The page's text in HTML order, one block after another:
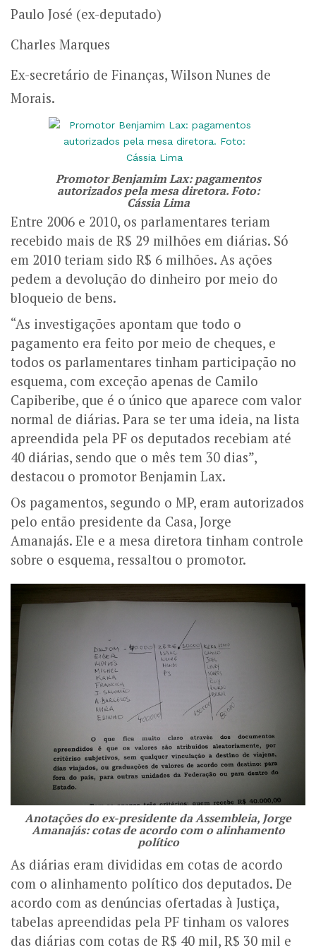
Paulo José (ex-deputado)
Charles Marques
Ex-secretário de Finanças, Wilson Nunes de
Morais.
Promotor Benjamim Lax: pagamentos
autorizados pela mesa diretora. Foto:
Cássia Lima
Entre 2006 e 2010, os parlamentares teriam
recebido mais de R$ 29 milhões em diárias. Só
em 2010 teriam sido R$ 6 milhões. As ações
pedem a devolução do dinheiro por meio do
bloqueio de bens.
“As investigações apontam que todo o
pagamento era feito por meio de cheques, e
todos os parlamentares tinham participação no
esquema, com exceção apenas de Camilo
Capiberibe, que é o único que aparece com valor
normal de diárias. Para se ter uma ideia, na lista
apreendida pela PF os deputados recebiam até
40 diárias, sendo que o mês tem 30 dias”,
destacou o promotor Benjamin Lax.
Os pagamentos, segundo o MP, eram autorizados
pelo então presidente da Casa, Jorge
Amanajás. Ele e a mesa diretora tinham controle
sobre o esquema, ressaltou o promotor.
Anotações do ex-presidente da Assembleia, Jorge
Amanajás: cotas de acordo com o alinhamento
político
As diárias eram divididas em cotas de acordo
com o alinhamento político dos deputados. De
acordo com as denúncias ofertadas à Justiça,
tabelas apreendidas pela PF tinham os valores
das diárias com cotas de R$ 40 mil, R$ 30 mil e